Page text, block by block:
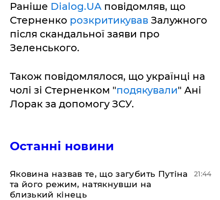
Раніше Dialog.UA повідомляв, що
Стерненко розкритикував Залужного
після скандальної заяви про
Зеленського.
Також повідомлялося, що українці на
чолі зі Стерненком "подякували" Ані
Лорак за допомогу ЗСУ.
Останні новини
Яковина назвав те, що загубить Путіна
та його режим, натякнувши на
близький кінець
21:44